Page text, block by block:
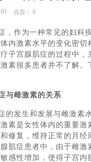
点击：0
，作为一种常见的妇科
内激素水平的变化密切
子宫腺肌症的过程中，
素很多患者并不了解。
与雌激素的关系
的发生和发展与雌激素
素是女性体内的重要激
修复，维持正常的月经
肌症患者中，由于雌激
感性增加，使得子宫内